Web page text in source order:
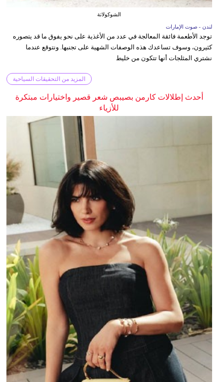
الشوكولاتة
لندن - صوت الإمارات
توجد الأطعمة فائقة المعالجة في عدد من الأغذية على نحو يفوق ما قد يتصوره
كثيرون، وسوف تساعدك هذه الوصفات الشهية على تجنبها. ونتوقع عندما
نشتري المثلجات أنها تتكون من خليط
المزيد من التحقيقات السياحية
أحدث إطلالات كارمن بصيبص شعر قصير واختيارات مبتكرة
للأزياء